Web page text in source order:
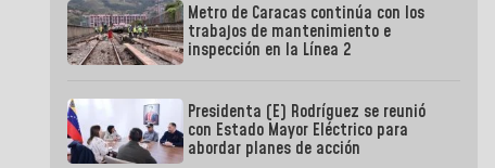
Metro de Caracas continúa con los
trabajos de mantenimiento e
inspección en la Línea 2
Presidenta (E) Rodríguez se reunió
con Estado Mayor Eléctrico para
abordar planes de acción